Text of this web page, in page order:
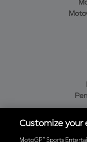
Customize your
MotoGP™ Sports